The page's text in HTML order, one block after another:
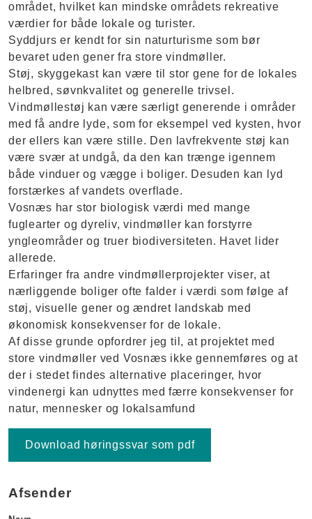
området, hvilket kan mindske områdets rekreative
værdier for både lokale og turister.
Syddjurs er kendt for sin naturturisme som bør
bevaret uden gener fra store vindmøller.
Støj, skyggekast kan være til stor gene for de lokales
helbred, søvnkvalitet og generelle trivsel.
Vindmøllestøj kan være særligt generende i områder
med få andre lyde, som for eksempel ved kysten, hvor
der ellers kan være stille. Den lavfrekvente støj kan
være svær at undgå, da den kan trænge igennem
både vinduer og vægge i boliger. Desuden kan lyd
forstærkes af vandets overflade.
Vosnæs har stor biologisk værdi med mange
fuglearter og dyreliv, vindmøller kan forstyrre
yngleområder og truer biodiversiteten. Havet lider
allerede.
Erfaringer fra andre vindmøllerprojekter viser, at
nærliggende boliger ofte falder i værdi som følge af
støj, visuelle gener og ændret landskab med
økonomisk konsekvenser for de lokale.
Af disse grunde opfordrer jeg til, at projektet med
store vindmøller ved Vosnæs ikke gennemføres og at
der i stedet findes alternative placeringer, hvor
vindenergi kan udnyttes med færre konsekvenser for
natur, mennesker og lokalsamfund
Download høringssvar som pdf
Afsender